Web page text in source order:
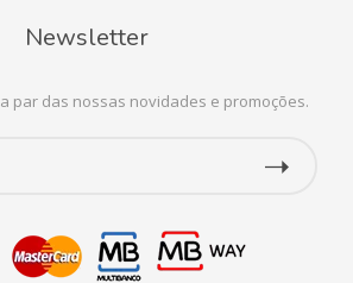
Newsletter
par das nossas novidades e promoções.